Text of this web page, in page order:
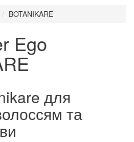
BOTANIKARE
Ego
для
та